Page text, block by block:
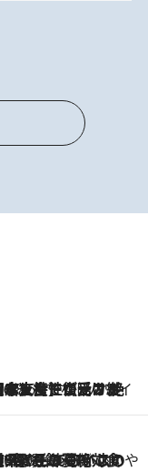
おもてなしハワイ
《元ファンの日本人女性が受け継いだ名店》
ひんやりスイーツで夏を満喫
ておいしいおやつ3選 お餅×アイスの新感覚スイーツ